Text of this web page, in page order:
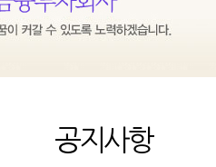
공지사항